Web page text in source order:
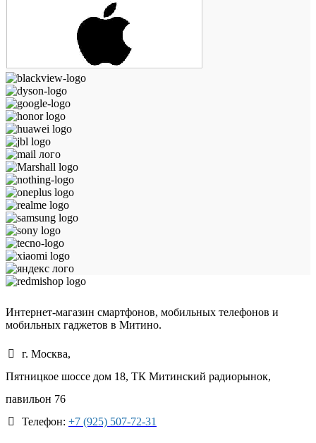
Интернет-магазин смартфонов, мобильных телефонов и
мобильных гаджетов в Митино.
г. Москва,
Пятницкое шоссе дом 18, ТК Митинский радиорынок,
павильон 76
Телефон: +7 (925) 507-72-31